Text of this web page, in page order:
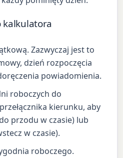
kalkulatora
Zazwyczaj jest to
dzień rozpoczęcia
powiadomienia.
roboczych do
kierunku, aby
przodu w czasie) lub
w czasie).
roboczego.